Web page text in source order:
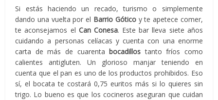
Si estás haciendo un recado, turismo o simplemente
dando una vuelta por el Barrio Góticoy te apetece comer,
te aconsejamos el Can Conesa. Este bar lleva siete años
cuidando a personas celíacas y cuenta con una enorme
carta de más de cuarenta bocadillos tanto fríos como
calientes antigluten. Un glorioso manjar teniendo en
cuenta que el pan es uno de los productos prohibidos. Eso
sí, el bocata te costará 0,75 euritos más si lo quieres sin
trigo. Lo bueno es que los cocineros aseguran que cuidan